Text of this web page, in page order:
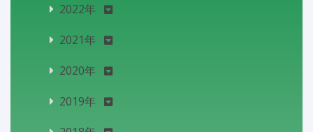
2022年
2021年
2020年
2019年